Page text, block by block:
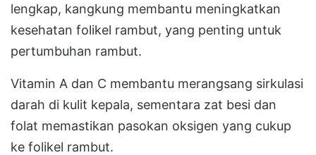
lengkap, kangkung membantu meningkatkan
kesehatan folikel rambut, yang penting untuk
pertumbuhan rambut.
Vitamin A dan C membantu merangsang sirkulasi
darah di kulit kepala, sementara zat besi dan
folat memastikan pasokan oksigen yang cukup
ke folikel rambut.